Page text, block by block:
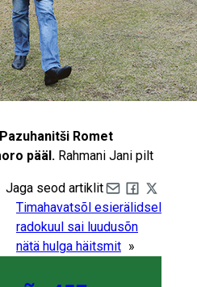
Romet
pääl.Rahmani Jani pilt
Jaga seod artiklit
Share by e-mail
Share on
Share on
Timahavatsõl esierälidsel
radokuul sai luudusõn
nätä hulga häitsmit »